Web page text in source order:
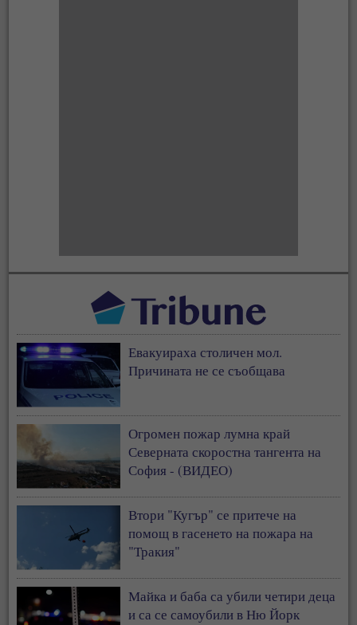
Евакуираха столичен мол.
Причината не се съобщава
Огромен пожар лумна край
Северната скоростна тангента на
София - (ВИДЕО)
Втори "Кугър" се притече на
помощ в гасенето на пожара на
"Тракия"
Майка и баба са убили четири деца
и са се самоубили в Ню Йорк